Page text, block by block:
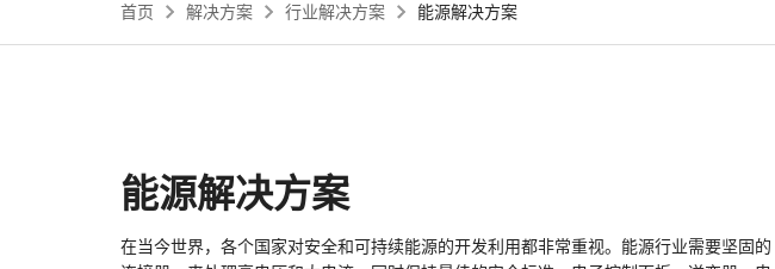
首页 解决方案 行业解决方案 能源解决方案
能源解决方案
在当今世界，各个国家对安全和可持续能源的开发利用都非常重视。能源行业需要坚固的